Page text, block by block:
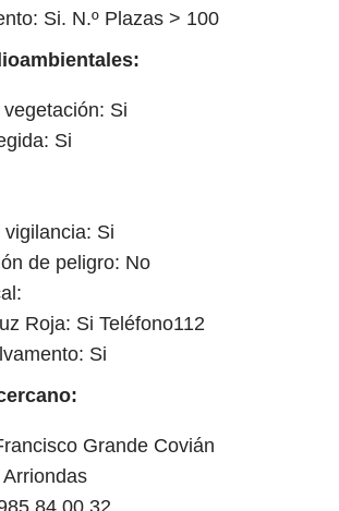
Si. N.º Plazas > 100
Si
Si
Si
de peligro: No
Roja: Si Teléfono112
Si
Grande Covián
84 00 32